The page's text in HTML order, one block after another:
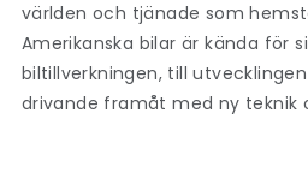
världen och tjänade som
Amerikanska bilar är kända för
biltillverkningen, till
drivande framåt med ny teknik